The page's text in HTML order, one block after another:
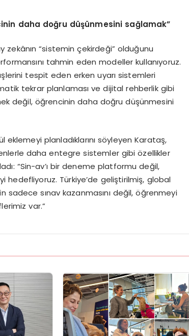
daha doğru düşünmesini sağlamak”
“sistemin çekirdeği” olduğunu
tahmin eden modeller kullanıyoruz.
tespit eden erken uyarı sistemleri
tekrar planlaması ve dijital rehberlik gibi
değil, öğrencinin daha doğru düşünmesini
planladıklarını söyleyen Karataş,
daha entegre sistemler gibi özellikler
“Sin-av’ı bir deneme platformu değil,
Türkiye’de geliştirilmiş, global
sınav kazanmasını değil, öğrenmeyi
var.”